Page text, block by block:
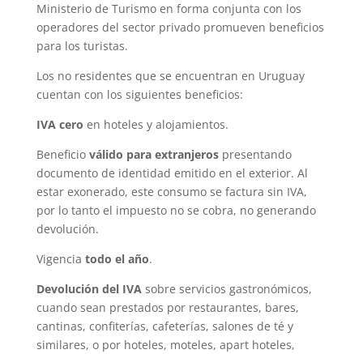
Ministerio de Turismo en forma conjunta con los
operadores del sector privado promueven beneficios
para los turistas.
Los no residentes que se encuentran en Uruguay
cuentan con los siguientes beneficios:
IVA cero en hoteles y alojamientos.
Beneficio válido para extranjerospresentando
documento de identidad emitido en el exterior. Al
estar exonerado, este consumo se factura sin IVA,
por lo tanto el impuesto no se cobra, no generando
devolución.
Vigencia todo el año.
Devolución del IVAsobre servicios gastronómicos,
cuando sean prestados por restaurantes, bares,
cantinas, confiterías, cafeterías, salones de té y
similares, o por hoteles, moteles, apart hoteles,